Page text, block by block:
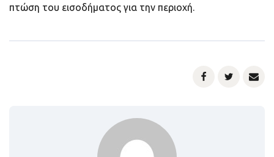
πτώση του εισοδήματος για την περιοχή.